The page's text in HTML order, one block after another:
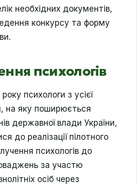
необхідних документів,
конкурсу та форму
психологів
психологи з усієї
на яку поширюється
державної влади України,
до реалізації пілотного
психологів до
за участю
осіб через